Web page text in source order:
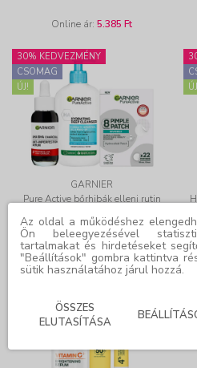
Online ár: 5.385 Ft
30% KEDVEZMÉNY
CSOMAG
ÚJ!
GARNIER
Pure Active bőrhibák elleni rutin
Online ár: 6.841 Ft
Az oldal a működéshez
Ön beleegyezésével
tartalmakat és hirdetéseket
"Beállítások" gombra kattintva
sütik használatához járul hozzá.
ÖSSZES
ELUTASÍTÁSA